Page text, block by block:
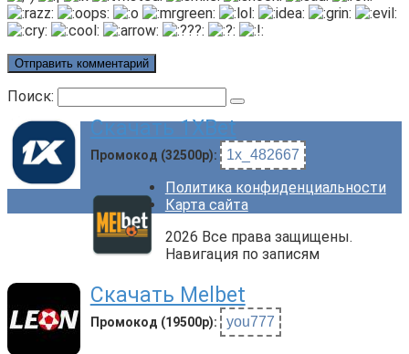
Поиск:
Скачать 1XBet
Промокод (32500р): 1x_482667
Скачать Melbet
Промокод (19500р): you777
Политика конфиденциальности
Карта сайта
2026 Все права защищены.
Навигация по записям